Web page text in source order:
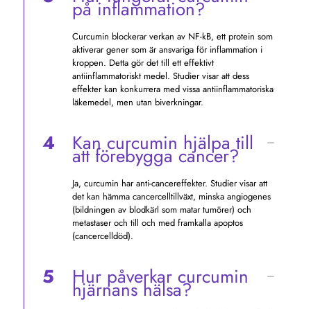
på inflammation?
Curcumin blockerar verkan av NF-kB, ett protein som
aktiverar gener som är ansvariga för inflammation i
kroppen. Detta gör det till ett effektivt
antiinflammatoriskt medel. Studier visar att dess
effekter kan konkurrera med vissa antiinflammatoriska
läkemedel, men utan biverkningar.
4 Kan curcumin hjälpa till
att förebygga cancer?
Ja, curcumin har anti-cancereffekter. Studier visar att
det kan hämma cancercelltillväxt, minska angiogenes
(bildningen av blodkärl som matar tumörer) och
metastaser och till och med framkalla apoptos
(cancercelldöd).
5 Hur påverkar curcumin
hjärnans hälsa?